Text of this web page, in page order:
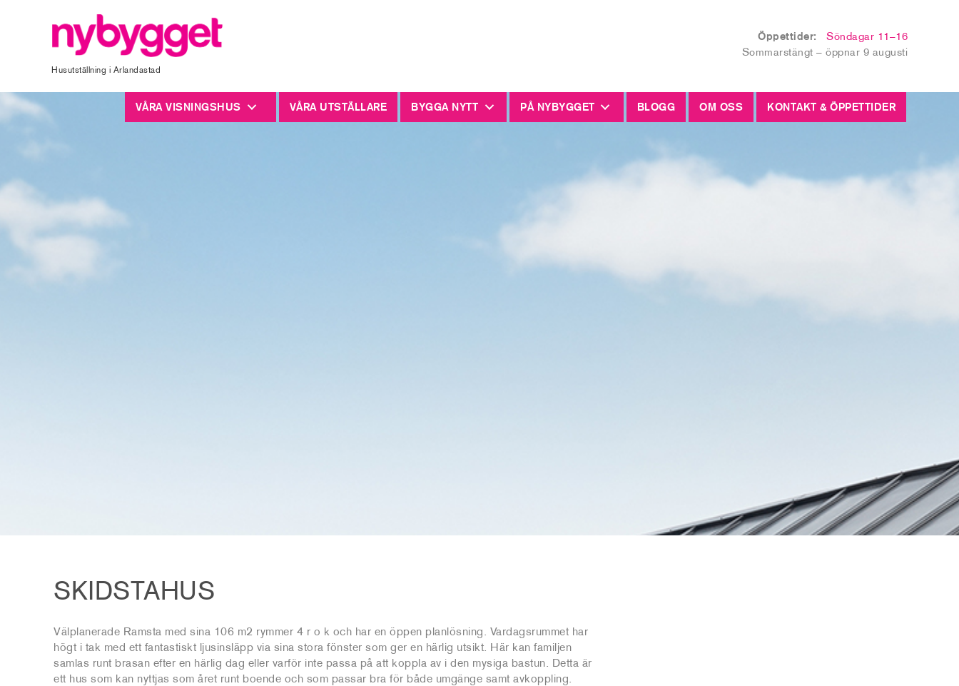
Husutställning i Arlandastad
Öppettider:
Söndagar 11–16
Sommarstängt – öppnar 9 augusti
VÅRA VISNINGSHUS VÅRA UTSTÄLLARE BYGGA NYTT PÅ NYBYGGET BLOGG OM OSS KONTAKT & ÖPPETTIDER
SKIDSTAHUS
Välplanerade Ramsta med sina 106 m2 rymmer 4 r o k och har en öppen planlösning. Vardagsrummet har
högt i tak med ett fantastiskt ljusinsläpp via sina stora fönster som ger en härlig utsikt. Här kan familjen
samlas runt brasan efter en härlig dag eller varför inte passa på att koppla av i den mysiga bastun. Detta är
ett hus som kan nyttjas som året runt boende och som passar bra för både umgänge samt avkoppling.